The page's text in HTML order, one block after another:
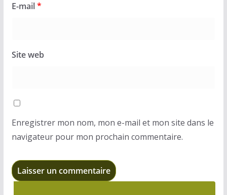
E-mail*
Site web
Enregistrer mon nom, mon e-mail et mon site dans le
navigateur pour mon prochain commentaire.